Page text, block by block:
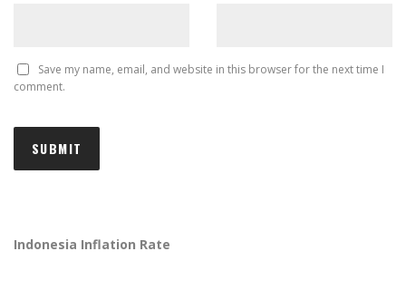
Save my name, email, and website in this browser for the next time I
comment.
Indonesia Inflation Rate